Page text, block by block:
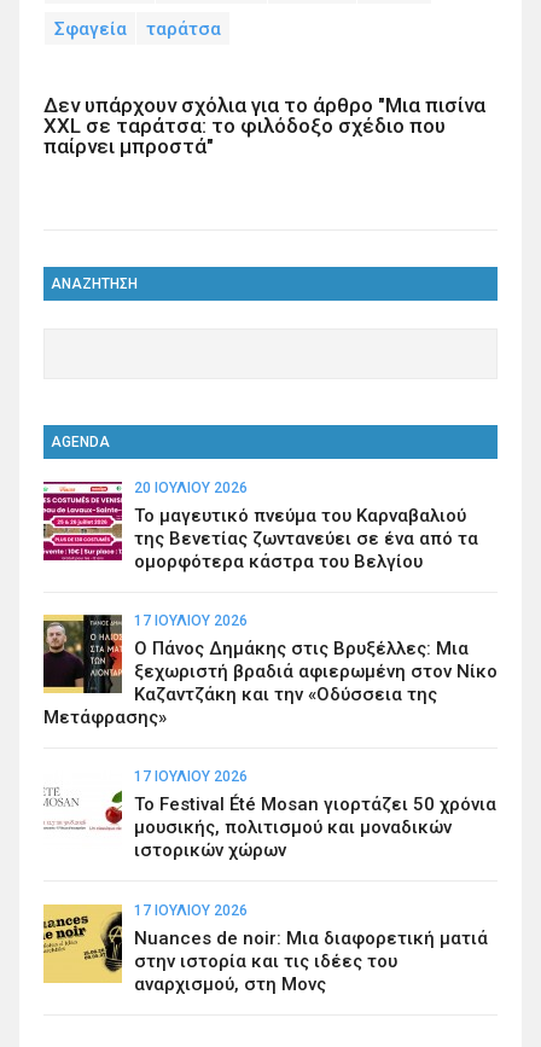
Σφαγεία
ταράτσα
Δεν υπάρχουν σχόλια για το άρθρο "Μια πισίνα
XXL σε ταράτσα: το φιλόδοξο σχέδιο που
παίρνει μπροστά"
ΑΝΑΖΗΤΗΣΗ
AGENDA
20 ΙΟΥΛΊΟΥ 2026
Το μαγευτικό πνεύμα του Καρναβαλιού
της Βενετίας ζωντανεύει σε ένα από τα
ομορφότερα κάστρα του Βελγίου
17 ΙΟΥΛΊΟΥ 2026
Ο Πάνος Δημάκης στις Βρυξέλλες: Μια
ξεχωριστή βραδιά αφιερωμένη στον Νίκο
Καζαντζάκη και την «Οδύσσεια της
Μετάφρασης»
17 ΙΟΥΛΊΟΥ 2026
Το Festival Été Mosan γιορτάζει 50 χρόνια
μουσικής, πολιτισμού και μοναδικών
ιστορικών χώρων
17 ΙΟΥΛΊΟΥ 2026
Nuances de noir: Μια διαφορετική ματιά
στην ιστορία και τις ιδέες του
αναρχισμού, στη Μονς